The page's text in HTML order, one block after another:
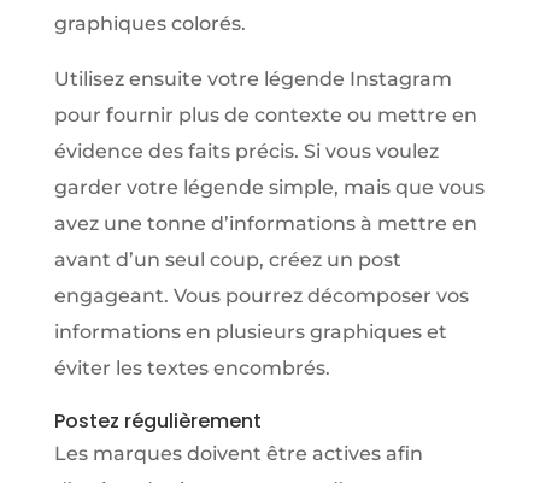
graphiques colorés.
Utilisez ensuite votre légende Instagram
pour fournir plus de contexte ou mettre en
évidence des faits précis. Si vous voulez
garder votre légende simple, mais que vous
avez une tonne d’informations à mettre en
avant d’un seul coup, créez un post
engageant. Vous pourrez décomposer vos
informations en plusieurs graphiques et
éviter les textes encombrés.
Postez régulièrement
Les marques doivent être actives afin